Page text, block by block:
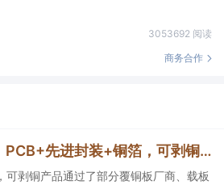
3053692 阅读
商务合作
【机构龙虎榜解读】PCB+先进封装+铜箔，可剥铜产品通过了部分覆铜板厂商、载板厂商及相关芯片终端的认证，持续获得小批量订单，主要应用场景包括芯片封装光模块用PCB，机构大额净买入这家公司
剥铜产品通过了部分覆铜板厂商、载板